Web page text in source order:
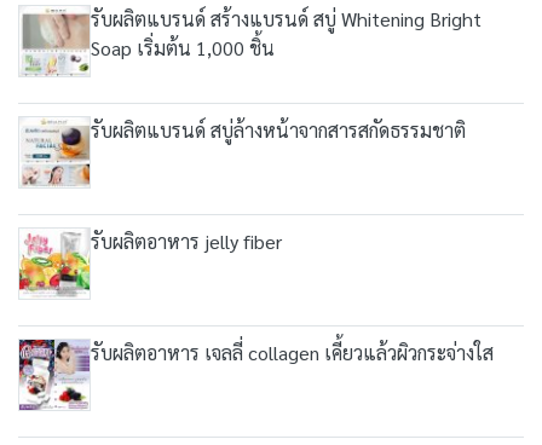
รับผลิตแบรนด์ สร้างแบรนด์ สบู่ Whitening Bright
Soap เริ่มต้น 1,000 ชิ้น
รับผลิตแบรนด์ สบู่ล้างหน้าจากสารสกัดธรรมชาติ
รับผลิตอาหาร jelly fiber
รับผลิตอาหาร เจลลี่ collagen เคี้ยวแล้วผิวกระจ่างใส